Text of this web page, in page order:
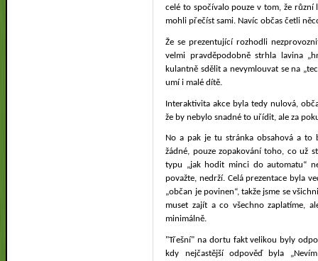
celé to spočívalo pouze v tom, že
mohli přečíst sami. Navíc občas četli
Že se prezentující rozhodli
velmi pravděpodobně strhla lavina
kulantně sdělit a nevymlouvat se na
umí i malé dítě.
Interaktivita akce byla tedy nulová,
že by nebylo snadné to uřídit, ale za
No a pak je tu stránka obsahová a to
žádné, pouze zopakování toho, co už
typu „jak hodit minci do automatu“
považte, nedrží. Celá prezentace byla
„občan je povinen“, takže jsme se
muset zajít a co všechno zaplatíme,
minimálně.
"Třešní" na dortu fakt velikou byly
kdy nejčastější odpověď byla